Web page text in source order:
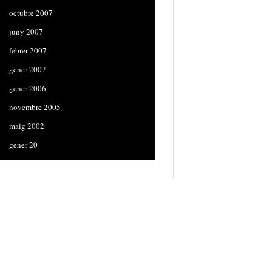
octubre 2007
juny 2007
febrer 2007
gener 2007
gener 2006
novembre 2005
maig 2002
gener 20